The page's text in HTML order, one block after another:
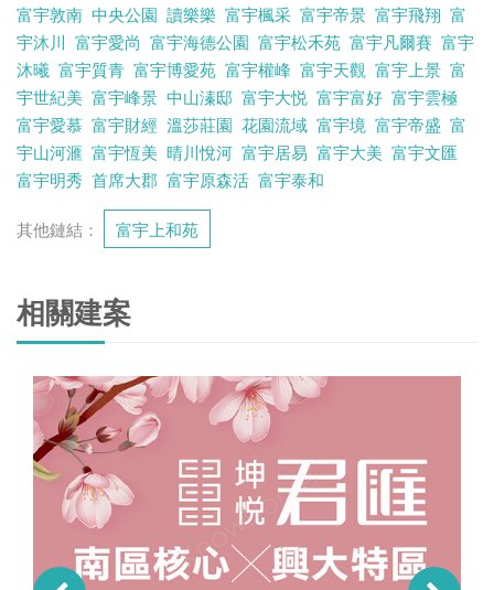
富宇敦南 中央公園 讀樂樂 富宇楓采 富宇帝景 富宇飛翔 富
宇沐川 富宇愛尚 富宇海德公園 富宇松禾苑 富宇凡爾賽 富宇
沐曦 富宇質青 富宇博愛苑 富宇權峰 富宇天觀 富宇上景 富
宇世紀美 富宇峰景 中山溱邸 富宇大悦 富宇富好 富宇雲極
富宇愛慕 富宇財經 溫莎莊園 花園流域 富宇境 富宇帝盛 富
宇山河滙 富宇恆美 晴川悅河 富宇居易 富宇大美 富宇文匯
富宇明秀 首席大郡 富宇原森活 富宇泰和
其他鏈結： 富宇上和苑
相關建案